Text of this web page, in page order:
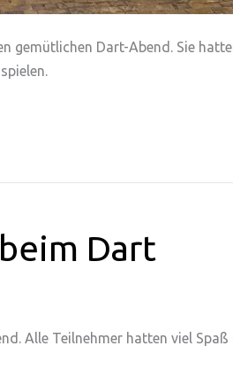
gemütlichen Dart-Abend. Sie
Dart
Alle Teilnehmer hatten viel Spaß